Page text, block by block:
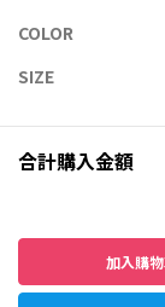
COLOR
SIZE
合計購入金額
加入購